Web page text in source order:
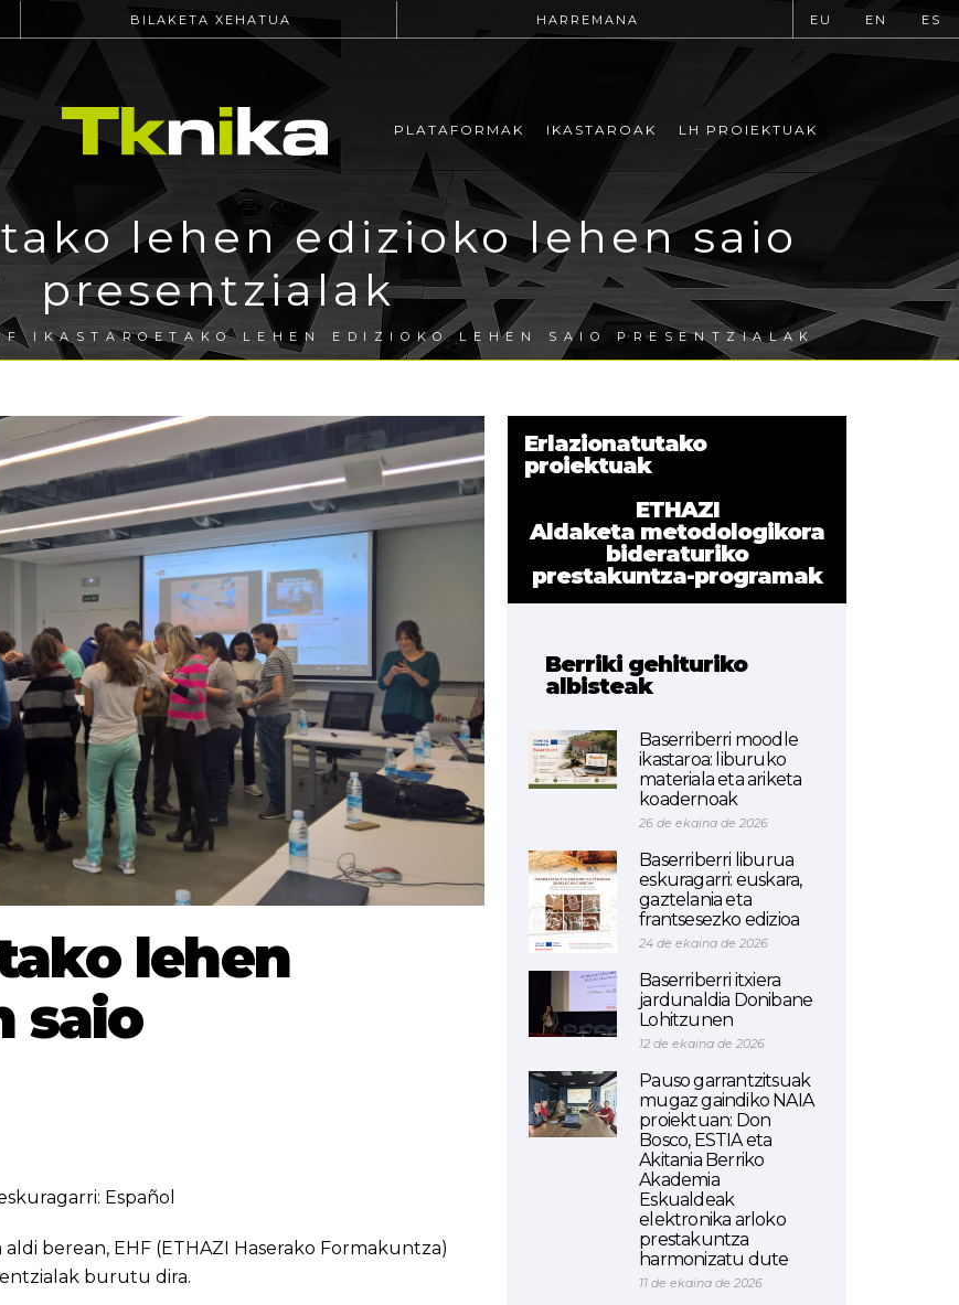
BILAKETA XEHATUA HARREMANA EU EN ES
PLATAFORMAK IKASTAROAK LH PROIEKTUAK
lehen edizioko lehen saio
presentzialak
IKASTAROETAKO LEHEN EDIZIOKO LEHEN SAIO PRESENTZIALAK
lehen
saio
Español
berean, EHF (ETHAZI Haserako Formakuntza)
burutu dira.
Erlazionatutako
proiektuak
ETHAZI
Aldaketa metodologikora
bideraturiko
prestakuntza-programak
Berriki gehituriko
albisteak
Baserriberri moodle
ikastaroa: liburuko
materiala eta ariketa
koadernoak
26 de ekaina de 2026
Baserriberri liburua
eskuragarri: euskara,
gaztelania eta
frantsesezko edizioa
24 de ekaina de 2026
Baserriberri itxiera
jardunaldia Donibane
Lohitzunen
12 de ekaina de 2026
Pauso garrantzitsuak
mugaz gaindiko NAIA
proiektuan: Don
Bosco, ESTIA eta
Akitania Berriko
Akademia
Eskualdeak
elektronika arloko
prestakuntza
harmonizatu dute
11 de ekaina de 2026